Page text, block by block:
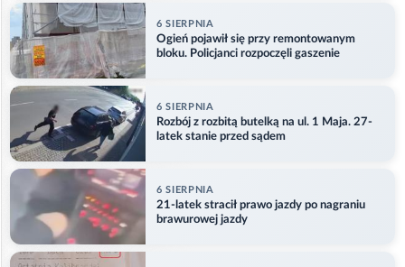
6 SIERPNIA
Ogień pojawił się przy remontowanym
bloku. Policjanci rozpoczęli gaszenie
6 SIERPNIA
Rozbój z rozbitą butelką na ul. 1 Maja. 27-
latek stanie przed sądem
6 SIERPNIA
21-latek stracił prawo jazdy po nagraniu
brawurowej jazdy